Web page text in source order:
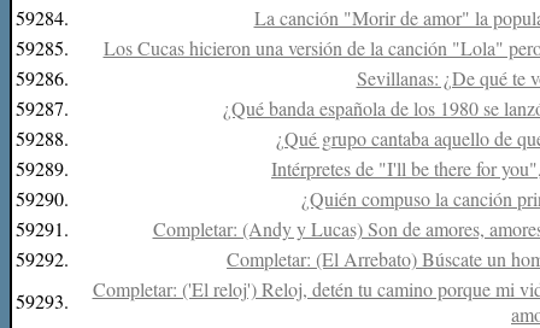
59284.
La canción "Morir de amor" la
59285.
Los Cucas hicieron una versión de la canción "Lola"
59286.
Sevillanas: ¿De qué te
59287.
¿Qué banda española de los 1980 se
59288.
¿Qué grupo cantaba aquello de
59289.
Intérpretes de "I'll be there for
59290.
¿Quién compuso la canción
59291.
Completar: (Andy y Lucas) Son de amores,
59292.
Completar: (El Arrebato) Búscate un
59293.
Completar: ('El reloj') Reloj, detén tu camino porque mi